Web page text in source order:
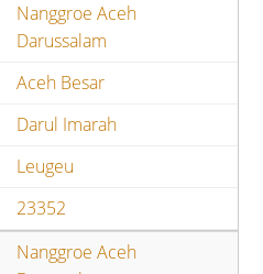
Nanggroe Aceh
Darussalam
Aceh Besar
Darul Imarah
Leugeu
23352
Nanggroe Aceh